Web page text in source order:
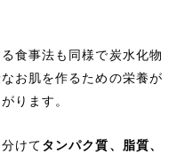
食事法も同様で炭水化物
お肌を作るための栄養が
ります。
けてタンパク質、脂質、